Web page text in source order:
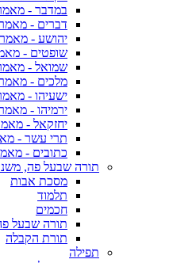
במדבר -
דברים -
יהושע -
שופטים -
שמואל -
מלכים -
ישעיהו -
ירמיהו -
יחזקאל -
תרי עשר -
כתובים -
תורה שבעל פה,
מסכת אבות
תלמוד
חכמים
תורה שבעל
תורת הקבלה
תפילה